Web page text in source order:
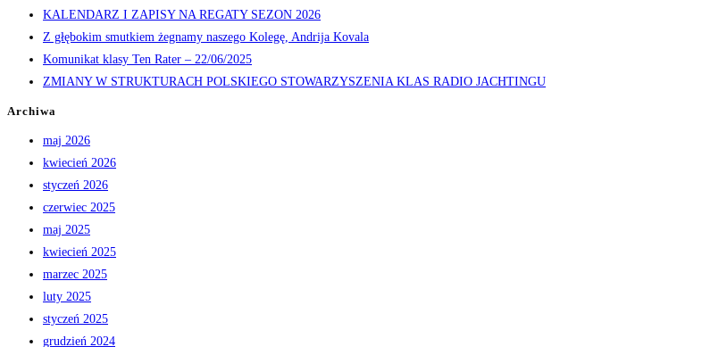
KALENDARZ I ZAPISY NA REGATY SEZON 2026
Z głębokim smutkiem żegnamy naszego Kolegę, Andrija Kovala
Komunikat klasy Ten Rater – 22/06/2025
ZMIANY W STRUKTURACH POLSKIEGO STOWARZYSZENIA KLAS RADIO JACHTINGU
Archiwa
maj 2026
kwiecień 2026
styczeń 2026
czerwiec 2025
maj 2025
kwiecień 2025
marzec 2025
luty 2025
styczeń 2025
grudzień 2024